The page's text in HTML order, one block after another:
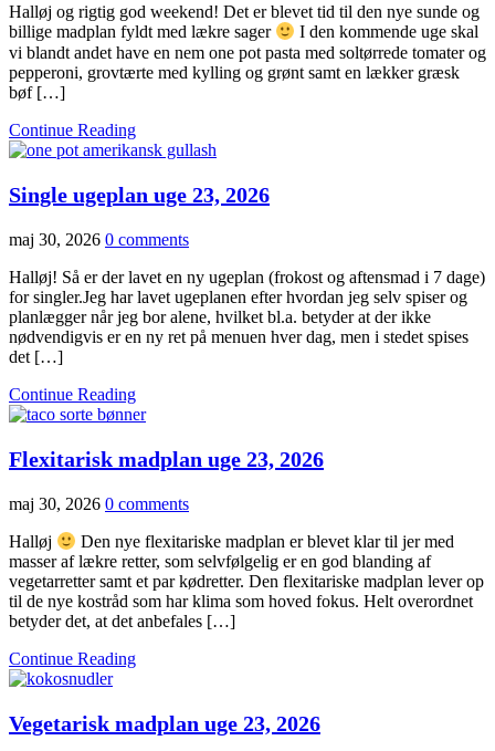
Halløj og rigtig god weekend! Det er blevet tid til den nye sunde og
billige madplan fyldt med lækre sager
I den kommende uge skal
vi blandt andet have en nem one pot pasta med soltørrede tomater og
pepperoni, grovtærte med kylling og grønt samt en lækker græsk
bøf […]
Continue Reading
Single ugeplan uge 23, 2026
maj 30, 2026 0 comments
Halløj! Så er der lavet en ny ugeplan (frokost og aftensmad i 7 dage)
for singler.Jeg har lavet ugeplanen efter hvordan jeg selv spiser og
planlægger når jeg bor alene, hvilket bl.a. betyder at der ikke
nødvendigvis er en ny ret på menuen hver dag, men i stedet spises
det […]
Continue Reading
Flexitarisk madplan uge 23, 2026
maj 30, 2026 0 comments
Halløj
Den nye flexitariske madplan er blevet klar til jer med
masser af lækre retter, som selvfølgelig er en god blanding af
vegetarretter samt et par kødretter. Den flexitariske madplan lever op
til de nye kostråd som har klima som hoved fokus. Helt overordnet
betyder det, at det anbefales […]
Continue Reading
Vegetarisk madplan uge 23, 2026